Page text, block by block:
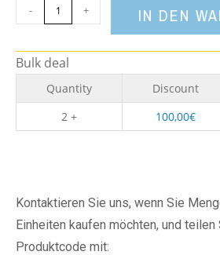
- + IN DEN
Bulk deal
Quantity Discount
2 +
100,00€
Kontaktieren Sie uns, wenn Sie
Einheiten kaufen möchten, und teilen
Produktcode mit: